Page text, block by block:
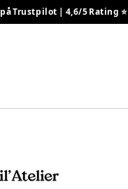
Trustpilot | 4,6/5 Rating ⭐️